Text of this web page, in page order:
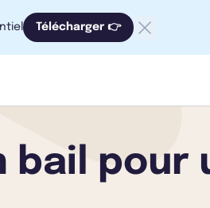
Télécharger 👉
bail